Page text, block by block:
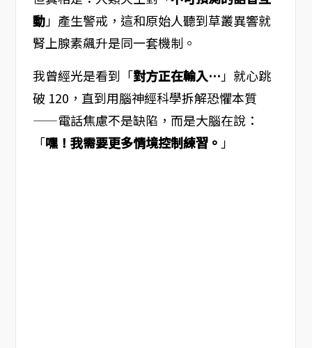
動」產生警戒，這和原始人聽到草叢異響就
腎上腺素飆升是同一套機制。
我曾經光是看到「對方正在輸入…」就心跳
破 120，直到用腦神經科學拆解恐懼本質
——電話焦慮不是缺陷，而是大腦在說：
「嘿！我需要更多情境控制練習。 」